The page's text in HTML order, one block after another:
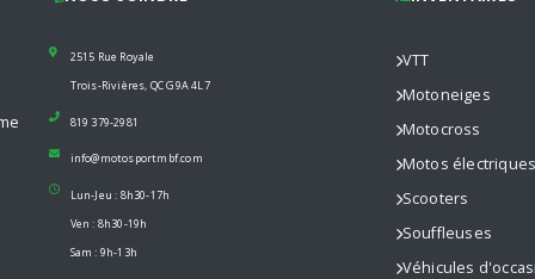
2515 Rue Royale
Trois-Rivières, QC G9A 4L7
819 379-2981
info@motosportmbf.com
Lun-Jeu : 8h30-17h
Ven : 8h30-19h
Sam : 9h-13h
VTT
Motoneiges
Motocross
Motos électriques
Scooters
Souffleuses
Véhicules